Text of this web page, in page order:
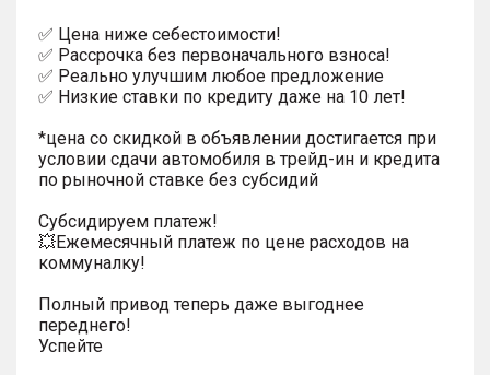
✅ Цена ниже себестоимости!
✅ Рассрочка без первоначального взноса!
✅ Реально улучшим любое предложение
✅ Низкие ставки по кредиту даже на 10 лет!
*цена со скидкой в объявлении достигается при
условии сдачи автомобиля в трейд-ин и кредита
по рыночной ставке без субсидий
Субсидируем платеж!
💥Ежемесячный платеж по цене расходов на
коммуналку!
Полный привод теперь даже выгоднее
переднего!
Успейте